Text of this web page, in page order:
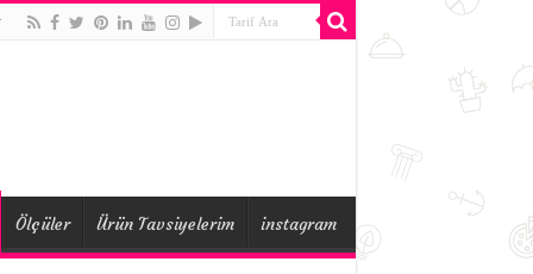
Ölçüler Ürün Tavsiyelerim instagram